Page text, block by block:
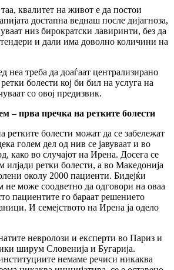
квалитет на живот е да постои
достапна веднаш после дијагноза,
низ бирократски лавиринти, без да
и дали има доволно количини на
неа треба да доаѓаат централизирано
болести кој би бил на услуга на
со овој предизвик.
– прва пречка на ретките болести
ретките болести можат да се забележат
голем дел од нив се јавуваат и во
како во случајот на Ирена. Досега се
илјади ретки болести, а во Македонија
околу 2000 пациенти. Бидејќи
не може соодветно да одговори на оваа
пациентите го бараат решението
И семејството на Ирена ја одело
невролози и експерти во Париз и
ширум Словенија и Бугарија.
немаме речиси никаква